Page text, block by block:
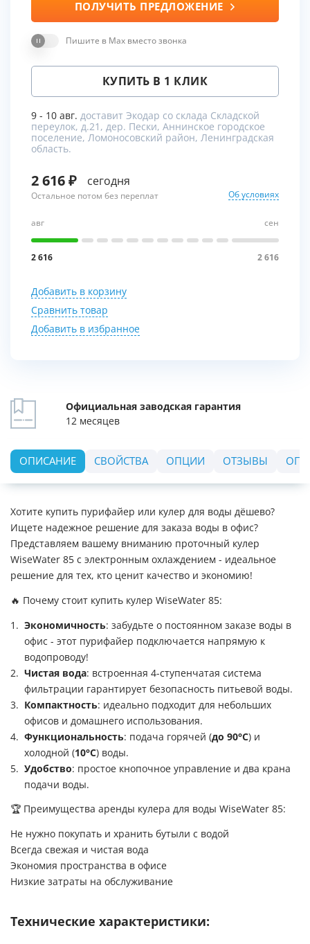
ПОЛУЧИТЬ ПРЕДЛОЖЕНИЕ
Пишите в Max вместо звонка
КУПИТЬ В 1 КЛИК
9 - 10 авг. доставит Экодар со склада Складской
переулок, д.21, дер. Пески, Аннинское городское
поселение, Ломоносовский район, Ленинградская
область.
2 616 сегодня
Остальное потом без переплат Об условиях
авг
2 616
сен
2 616
Добавить в корзину
Сравнить товар
Добавить в избранное
Официальная заводская гарантия
12 месяцев
ОПИСАНИЕ СВОЙСТВА ОПЦИИ ОТЗЫВЫ
Хотите купить пурифайер или кулер для воды дёшево?
Ищете надежное решение для заказа воды в офис?
Представляем вашему вниманию проточный кулер
WiseWater 85 с электронным охлаждением - идеальное
решение для тех, кто ценит качество и экономию!
🔥 Почему стоит купить кулер WiseWater 85:
Экономичность: забудьте о постоянном заказе воды в
офис - этот пурифайер подключается напрямую к
водопроводу!
Чистая вода: встроенная 4-ступенчатая система
фильтрации гарантирует безопасность питьевой воды.
Компактность: идеально подходит для небольших
офисов и домашнего использования.
Функциональность: подача горячей (до 90°C) и
холодной (10°C) воды.
Удобство: простое кнопочное управление и два крана
подачи воды.
🏆 Преимущества аренды кулера для воды WiseWater 85:
Не нужно покупать и хранить бутыли с водой
Всегда свежая и чистая вода
Экономия пространства в офисе
Низкие затраты на обслуживание
Технические характеристики: